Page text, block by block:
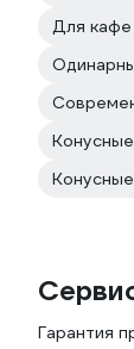
Для кафе
Гарантия